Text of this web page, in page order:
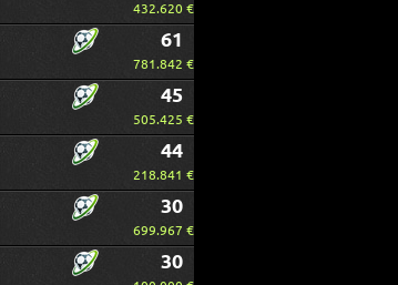
432.620 €
61
781.842 €
45
505.425 €
44
218.841 €
30
699.967 €
30